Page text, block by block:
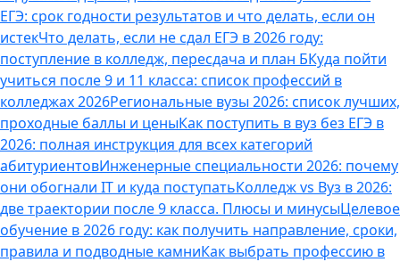
ЕГЭ: срок годности результатов и что делать, если он
истекЧто делать, если не сдал ЕГЭ в 2026 году:
поступление в колледж, пересдача и план БКуда пойти
учиться после 9 и 11 класса: список профессий в
колледжах 2026Региональные вузы 2026: список лучших,
проходные баллы и ценыКак поступить в вуз без ЕГЭ в
2026: полная инструкция для всех категорий
абитуриентовИнженерные специальности 2026: почему
они обогнали IT и куда поступатьКолледж vs Вуз в 2026:
две траектории после 9 класса. Плюсы и минусыЦелевое
обучение в 2026 году: как получить направление, сроки,
правила и подводные камниКак выбрать профессию в